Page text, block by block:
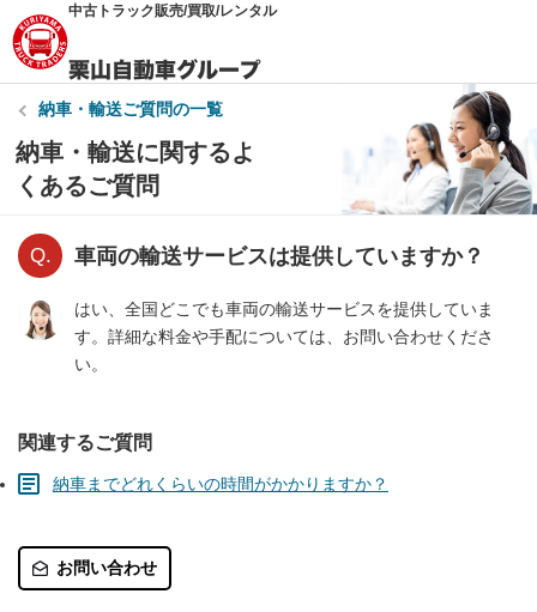
中古トラック販売/買取/レンタル
納車・輸送ご質問の一覧
納車・輸送に関するよ
くあるご質問
車両の輸送サービスは提供していますか？
はい、全国どこでも車両の輸送サービスを提供していま
す。詳細な料金や手配については、お問い合わせくださ
い。
関連するご質問
納車までどれくらいの時間がかかりますか？
お問い合わせ